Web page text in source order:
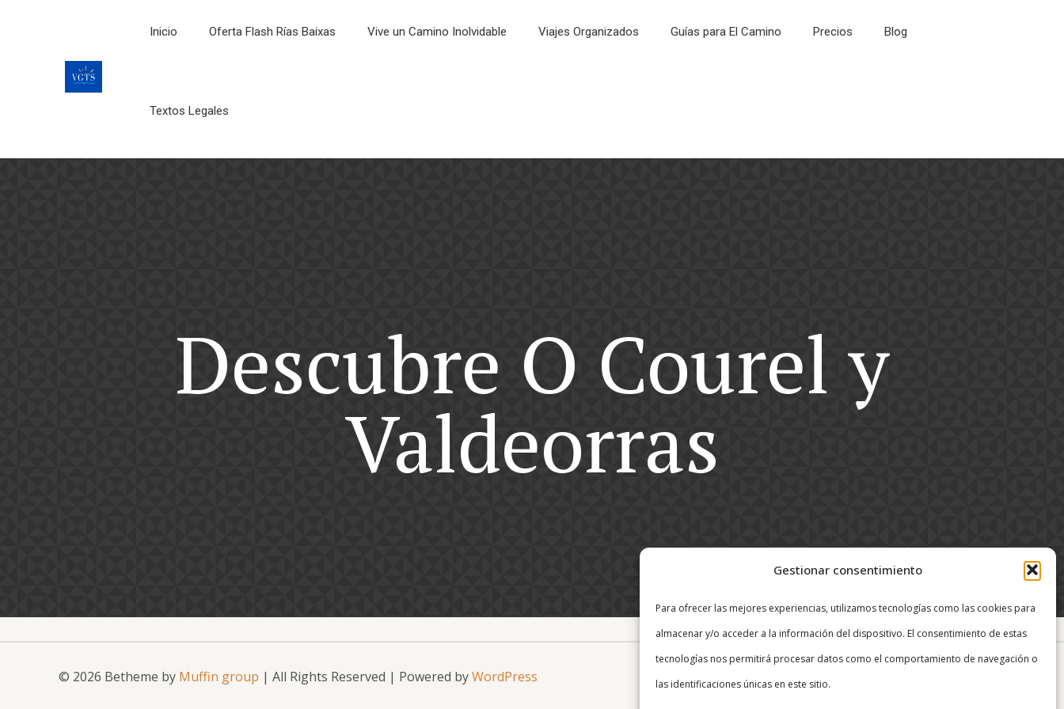
Gestionar consentimiento
Para ofrecer las mejores experiencias, utilizamos tecnologías como las cookies para
almacenar y/o acceder a la información del dispositivo. El consentimiento de estas
tecnologías nos permitirá procesar datos como el comportamiento de navegación o
las identificaciones únicas en este sitio.
Inicio Oferta Flash Rías Baixas Vive un Camino Inolvidable Viajes Organizados Guías para El Camino Precios Blog
Textos Legales
Descubre O Courel y
Valdeorras
© 2026 Betheme by Muffin group | All Rights Reserved | Powered byWordPress